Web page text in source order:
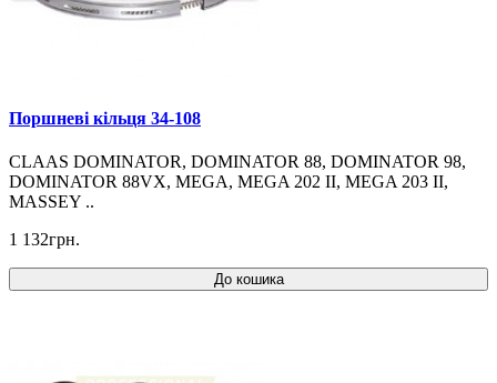
Поршневі кільця 34-108
CLAAS DOMINATOR, DOMINATOR 88, DOMINATOR 98,
DOMINATOR 88VX, MEGA, MEGA 202 II, MEGA 203 II,
MASSEY ..
1 132грн.
До кошика